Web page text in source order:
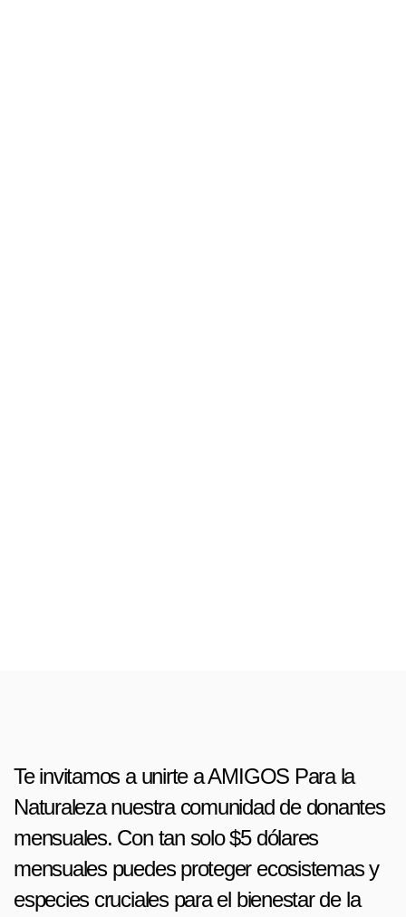
Te invitamos a unirte a AMIGOS Para la
Naturaleza nuestra comunidad de donantes
mensuales. Con tan solo $5 dólares
mensuales puedes proteger ecosistemas y
especies cruciales para el bienestar de la